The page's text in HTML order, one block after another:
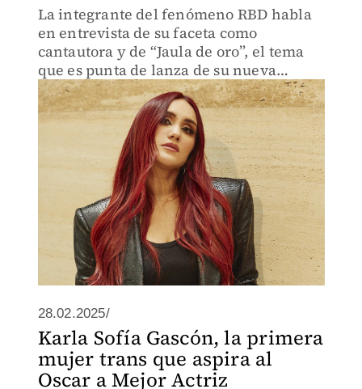
La integrante del fenómeno RBD habla
en entrevista de su faceta como
cantautora y de “Jaula de oro”, el tema
que es punta de lanza de su nueva
producción
28.02.2025/
Karla Sofía Gascón, la primera
mujer trans que aspira al
Oscar a Mejor Actriz